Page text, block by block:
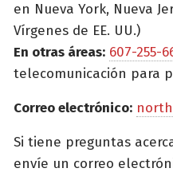
en Nueva York, Nueva
Vírgenes de EE. UU.)
En otras áreas: 607-255-
telecomunicación para
Correo electrónico:
Si tiene preguntas
envíe un correo